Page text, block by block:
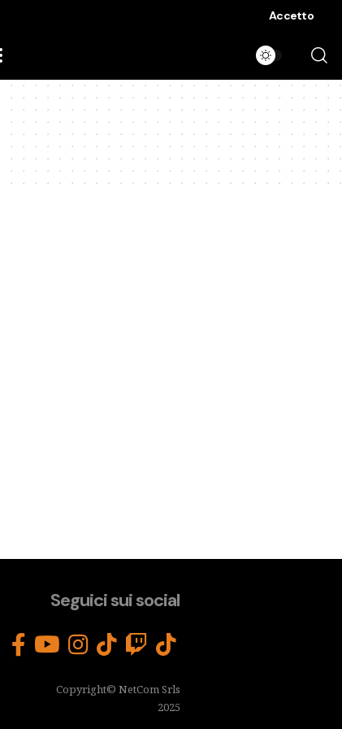
Accetto
Seguici sui social
Copyright© NetCom Srls
2025